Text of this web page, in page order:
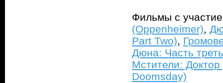
Фильмы с
(Oppenheimer),
Part Two),
Дюна: Часть
Мстители:
Doomsday)